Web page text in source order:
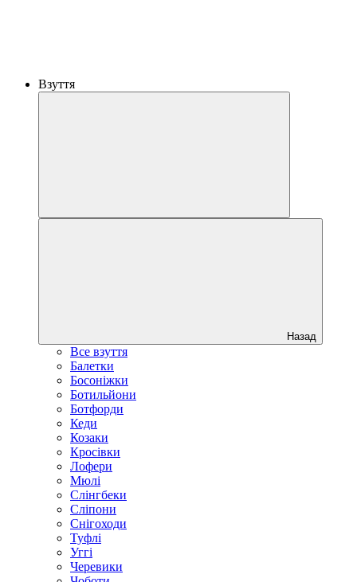
Взуття
Назад
Все взуття
Балетки
Босоніжки
Ботильйони
Ботфорди
Кеди
Козаки
Кросівки
Лофери
Мюлі
Слінгбеки
Сліпони
Снігоходи
Туфлі
Уггі
Черевики